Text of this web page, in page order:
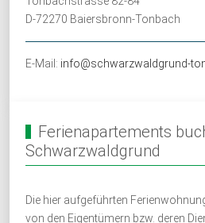
D-72270 Baiersbronn-Tonbach
E-Mail: info@schwarzwaldgrund-
Ferienapartements
Schwarzwaldgrund
Die hier aufgeführten
von den Eigentümern bzw. deren